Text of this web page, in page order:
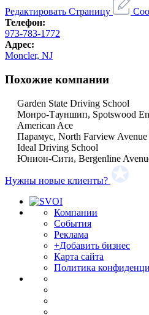
Редактировать Страницу
Телефон:
973-783-1772
Адрес:
Moncler, NJ
Похожие компании
Garden State Driving School
Монро-Тауншип, Spotswood
American Ace
Парамус, North Farview Avenue
Ideal Driving School
Юнион-Сити, Bergenline
Нужны новые клиенты?
Компании
События
Реклама
+Добавить бизнес
Карта сайта
Политика